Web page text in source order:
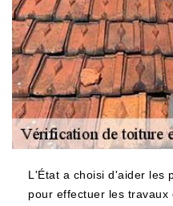
L'État a choisi d'aider les
pour effectuer les